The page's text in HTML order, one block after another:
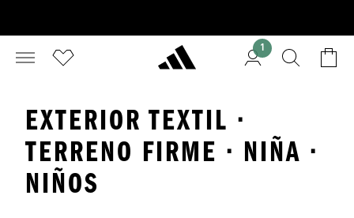
1
EXTERIOR TEXTIL ·
TERRENO FIRME · NIÑA ·
NIÑOS